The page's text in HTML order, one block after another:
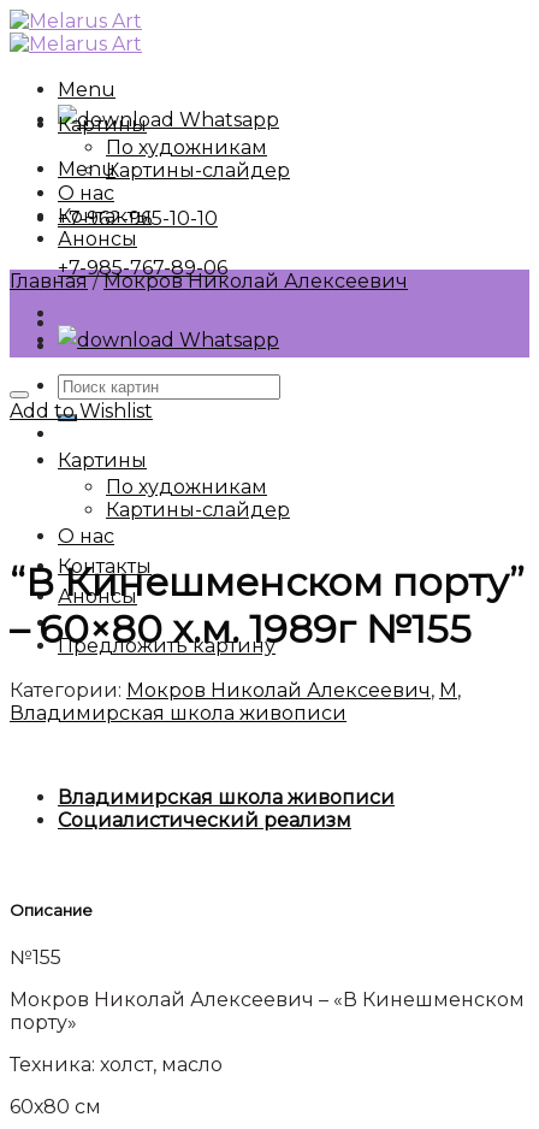
Skip
to
Menu
Whatsapp
Menu
+7-962-965-10-10
+7-985-767-89-06
Whatsapp
Искать:
Картины
По художникам
Картины-слайдер
О нас
Контакты
Анонсы
Предложить картину
Картины
По художникам
Картины-слайдер
О нас
Контакты
Анонсы
Главная / Мокров Николай Алексеевич
Add to Wishlist
“В Кинешменском порту”
– 60×80 х.м. 1989г №155
Категории: Мокров Николай Алексеевич, М,
Владимирская школа живописи
Владимирская школа живописи
Социалистический реализм
Описание
№155
Мокров Николай Алексеевич – «В Кинешменском
порту»
Техника: холст, масло
60х80 см